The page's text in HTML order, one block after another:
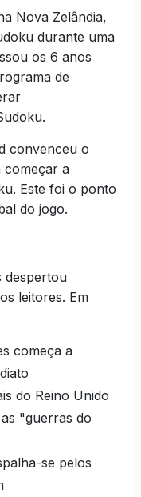
Nova Zelândia,
durante uma
os 6 anos
de
convenceu o
começar a
Este foi o ponto
do jogo.
despertou
leitores. Em
começa a
do Reino Unido
"guerras do
se pelos